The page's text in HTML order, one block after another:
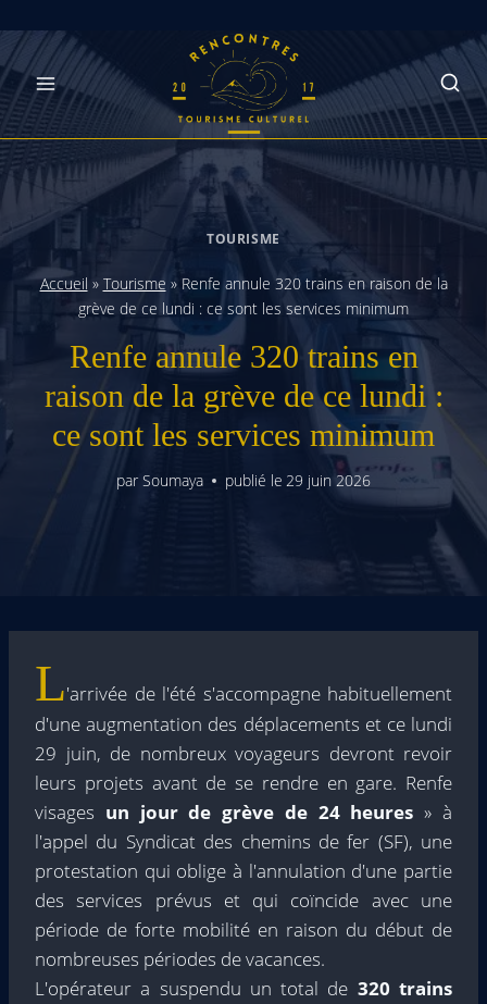
Skip
to
content
TOURISME
Accueil » Tourisme » Renfe annule 320 trains en raison de la
grève de ce lundi : ce sont les services minimum
Renfe annule 320 trains en
raison de la grève de ce lundi :
ce sont les services minimum
par Soumaya publié le 29 juin 2026
L'arrivée de l'été s'accompagne habituellement
d'une augmentation des déplacements et ce lundi
29 juin, de nombreux voyageurs devront revoir
leurs projets avant de se rendre en gare. Renfe
visages un jour de grève de 24 heures » à
l'appel du Syndicat des chemins de fer (SF), une
protestation qui oblige à l'annulation d'une partie
des services prévus et qui coïncide avec une
période de forte mobilité en raison du début de
nombreuses périodes de vacances.
L'opérateur a suspendu un total de 320 trains